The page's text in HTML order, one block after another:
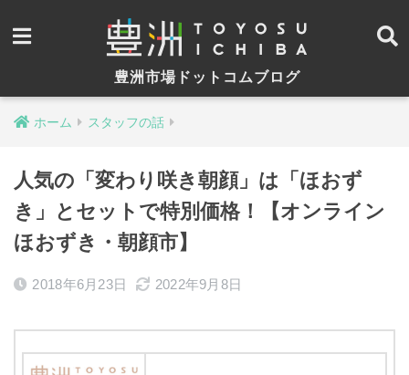
豊洲市場ドットコムブログ
ホーム スタッフの話
人気の「変わり咲き朝顔」は「ほおず
き」とセットで特別価格！【オンライン
ほおずき・朝顔市】
2018年6月23日 2022年9月8日